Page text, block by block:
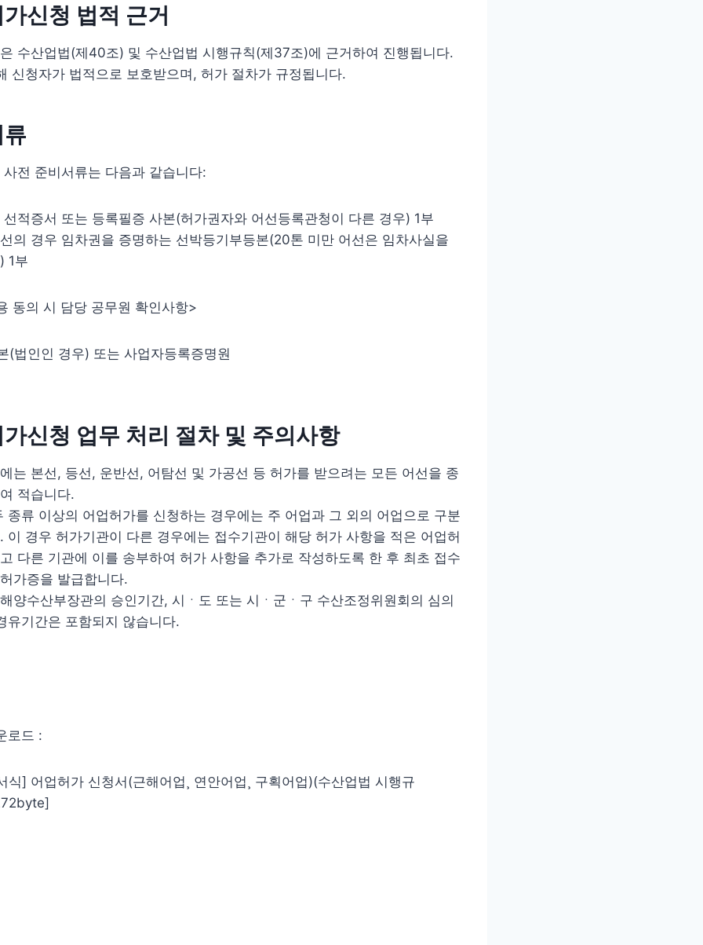
신청 법적 근거
수산업법(제40조) 및 수산업법 시행규칙(제37조)에 근거하여 진행됩니다.
신청자가 법적으로 보호받으며, 허가 절차가 규정됩니다.
전 준비서류는 다음과 같습니다:
적증서 또는 등록필증 사본(허가권자와 어선등록관청이 다른 경우) 1부
의 경우 임차권을 증명하는 선박등기부등본(20톤 미만 어선은 임차사실을
1부
동의 시 담당 공무원 확인사항>
(법인인 경우) 또는 사업자등록증명원
신청 업무 처리 절차 및 주의사항
는 본선, 등선, 운반선, 어탐선 및 가공선 등 허가를 받으려는 모든 어선을 종
적습니다.
종류 이상의 어업허가를 신청하는 경우에는 주 어업과 그 외의 어업으로 구분
이 경우 허가기관이 다른 경우에는 접수기관이 해당 허가 사항을 적은 어업허
다른 기관에 이를 송부하여 허가 사항을 추가로 작성하도록 한 후 최초 접수
가증을 발급합니다.
양수산부장관의 승인기간, 시ㆍ도 또는 시ㆍ군ㆍ구 수산조정위원회의 심의
유기간은 포함되지 않습니다.
로드 :
식] 어업허가 신청서(근해어업¸ 연안어업¸ 구획어업)(수산업법 시행규